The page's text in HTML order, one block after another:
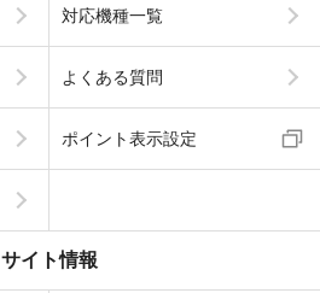
対応機種一覧
よくある質問
ポイント表示設定
サイト情報